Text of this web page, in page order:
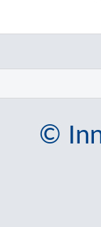
©